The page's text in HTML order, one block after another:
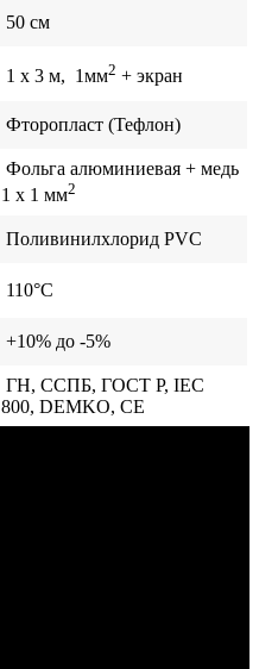
50 см
1 x 3 м, 1мм2 + экран
Фторопласт (Тефлон)
Фольга алюминиевая + медь
1 x 1 мм2
Поливинилхлорид PVС
110°C
+10% до -5%
ГН, ССПБ, ГОСТ Р, IEC
800, DEMKO, CE